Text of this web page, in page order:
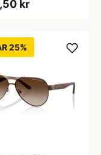
kr
25%